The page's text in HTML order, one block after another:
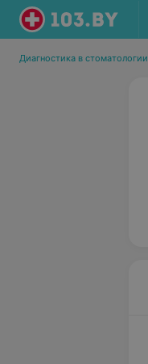
Диагностика в стоматологии